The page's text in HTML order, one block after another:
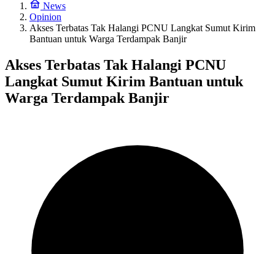
News
Opinion
Akses Terbatas Tak Halangi PCNU Langkat Sumut Kirim
Bantuan untuk Warga Terdampak Banjir
Akses Terbatas Tak Halangi PCNU
Langkat Sumut Kirim Bantuan untuk
Warga Terdampak Banjir